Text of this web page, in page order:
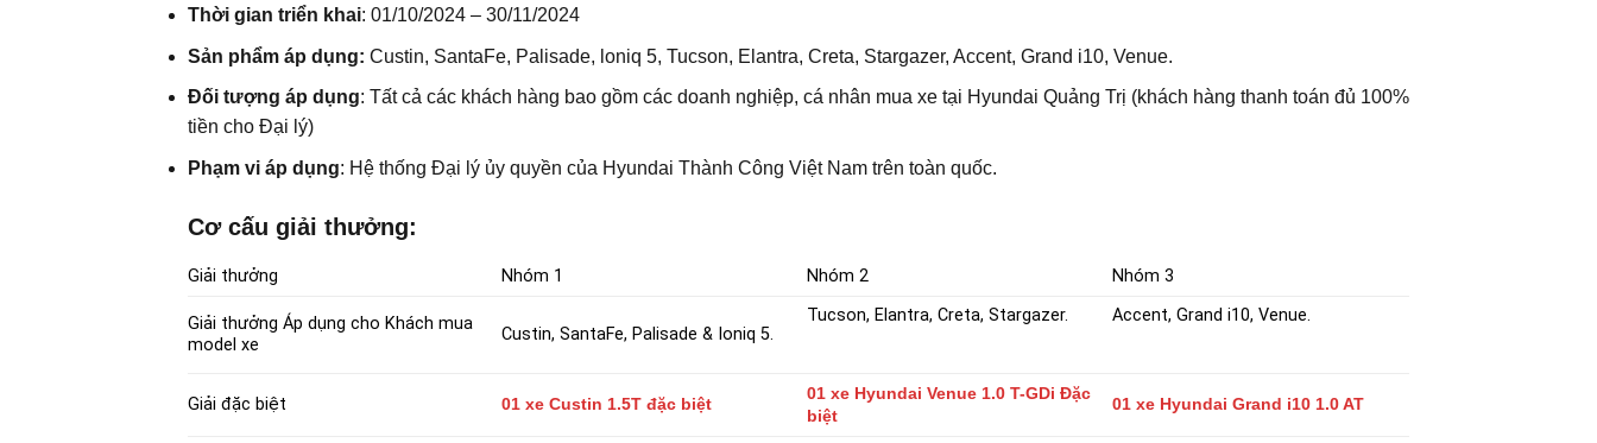
Thời gian triển khai: 01/10/2024 – 30/11/2024
Sản phẩm áp dụng: Custin, SantaFe, Palisade, loniq 5, Tucson, Elantra, Creta, Stargazer, Accent, Grand i10, Venue.
Đối tượng áp dụng: Tất cả các khách hàng bao gồm các doanh nghiệp, cá nhân mua xe tại Hyundai Quảng Trị (khách hàng thanh toán đủ 100%
tiền cho Đại lý)
Phạm vi áp dụng: Hệ thống Đại lý ủy quyền của Hyundai Thành Công Việt Nam trên toàn quốc.
Cơ cấu giải thưởng:
Giải thưởng Nhóm 1 Nhóm 2 Nhóm 3
Giải thưởng Áp dụng cho Khách mua
model xe
Custin, SantaFe, Palisade & Ioniq 5.
Tucson, Elantra, Creta, Stargazer. Accent, Grand i10, Venue.
Giải đặc biệt 01 xe Custin 1.5T đặc biệt
01 xe Hyundai Venue 1.0 T-GDi Đặc
biệt
01 xe Hyundai Grand i10 1.0 AT